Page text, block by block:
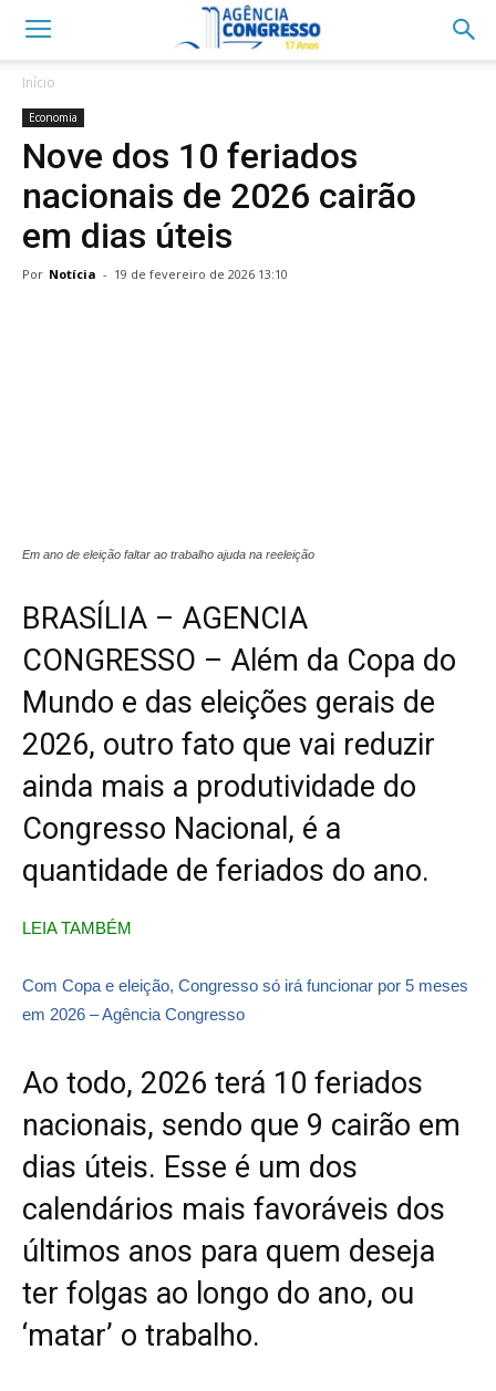
Início
Economia
Nove dos 10 feriados
nacionais de 2026 cairão
em dias úteis
Por Notícia - 19 de fevereiro de 2026 13:10
Em ano de eleição faltar ao trabalho ajuda na reeleição
BRASÍLIA – AGENCIA
CONGRESSO – Além da Copa do
Mundo e das eleições gerais de
2026, outro fato que vai reduzir
ainda mais a produtividade do
Congresso Nacional, é a
quantidade de feriados do ano.
LEIA TAMBÉM
Com Copa e eleição, Congresso só irá funcionar por 5 meses
em 2026 – Agência Congresso
Ao todo, 2026 terá 10 feriados
nacionais, sendo que 9 cairão em
dias úteis. Esse é um dos
calendários mais favoráveis dos
últimos anos para quem deseja
ter folgas ao longo do ano, ou
‘matar’ o trabalho.